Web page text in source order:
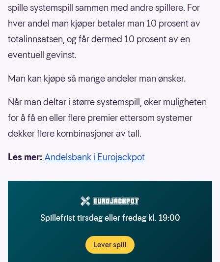
spille systemspill sammen med andre spillere. For
hver andel man kjøper betaler man 10 prosent av
totalinnsatsen, og får dermed 10 prosent av en
eventuell gevinst.
Man kan kjøpe så mange andeler man ønsker.
Når man deltar i større systemspill, øker muligheten
for å få en eller flere premier ettersom systemer
dekker flere kombinasjoner av tall.
Les mer:Andelsbank i Eurojackpot
Spillefrist tirsdag eller fredag kl. 19:00
Lever spill